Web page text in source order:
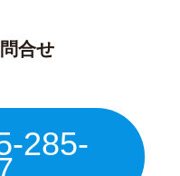
合せ
285-